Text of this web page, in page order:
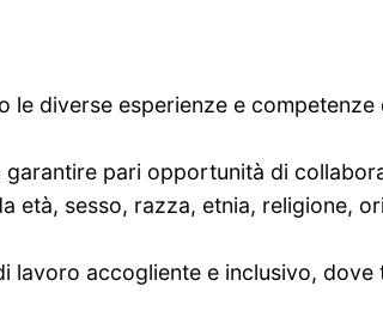
le diverse esperienze e
garantire pari opportunità di
età, sesso, razza, etnia, religione,
lavoro accogliente e inclusivo,